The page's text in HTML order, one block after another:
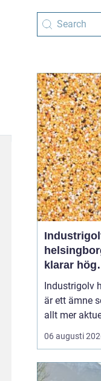
klarar hög
belastning
krav
Industrigolv
är ett ämne
allt mer
med att fler
lättskötta
06 augusti